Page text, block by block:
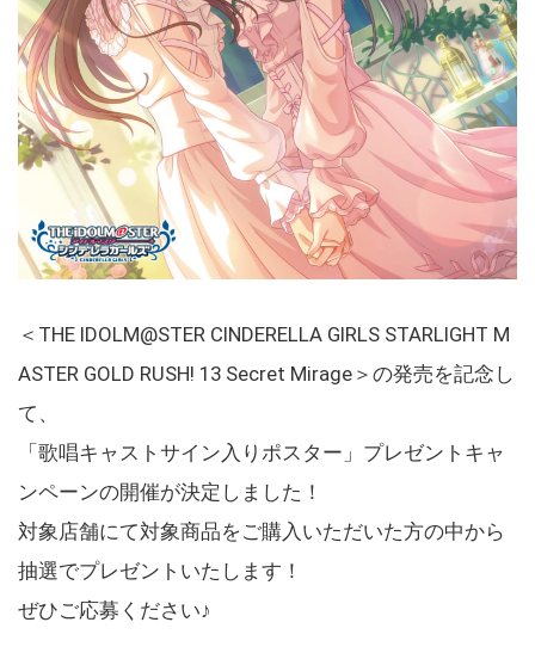
＜THE IDOLM@STER CINDERELLA GIRLS STARLIGHT M
ASTER GOLD RUSH! 13 Secret Mirage＞の発売を記念し
て、
「歌唱キャストサイン入りポスター」プレゼントキャ
ンペーンの開催が決定しました！
対象店舗にて対象商品をご購入いただいた方の中から
抽選でプレゼントいたします！
ぜひご応募ください♪